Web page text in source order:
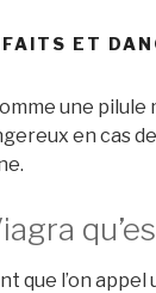
ET
une pilule
en cas
que l’on